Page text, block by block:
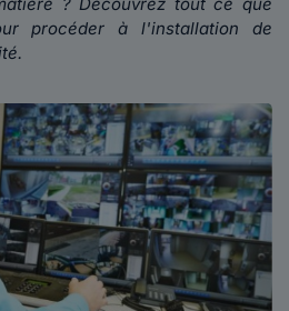
procéder à l'installation de